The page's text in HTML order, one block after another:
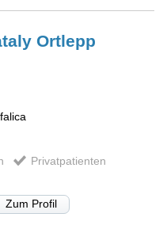
Ortlepp
Privatpatienten
Zum Profil